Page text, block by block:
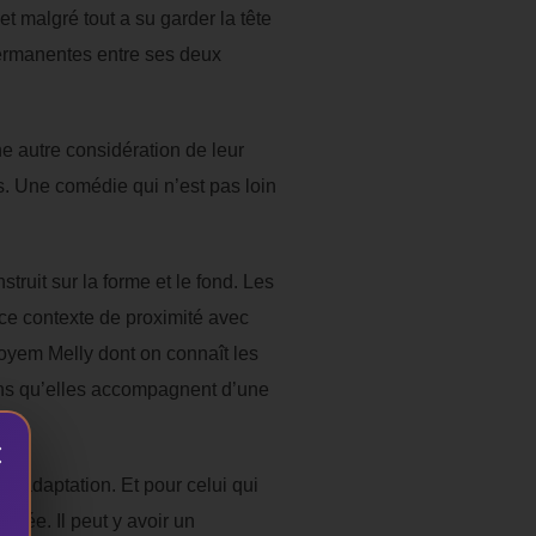
malgré tout a su garder la tête
entre ses deux
autre considération de leur
Une comédie qui n’est pas loin
sur la forme et le fond. Les
contexte de proximité avec
Melly dont on connaît les
qu’elles accompagnent d’une
adaptation. Et pour celui qui
Il peut y avoir un